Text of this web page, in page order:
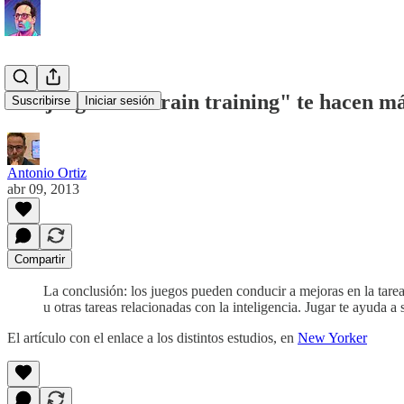
Suscribirse Iniciar sesión
Los juegos de "brain training" te hacen
Antonio Ortiz
abr 09, 2013
Compartir
La conclusión: los juegos pueden conducir a mejoras en la
u otras tareas relacionadas con la inteligencia. Jugar te ayuda
El artículo con el enlace a los distintos estudios, en New Yorker